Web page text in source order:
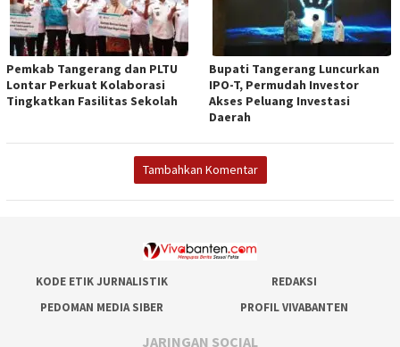
Pemkab Tangerang dan PLTU
Lontar Perkuat Kolaborasi
Tingkatkan Fasilitas Sekolah
Bupati Tangerang Luncurkan
IPO-T, Permudah Investor
Akses Peluang Investasi
Daerah
Tambahkan Komentar
KODE ETIK JURNALISTIK
REDAKSI
PEDOMAN MEDIA SIBER
PROFIL VIVABANTEN
JARINGAN SOCIAL